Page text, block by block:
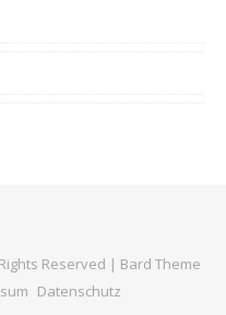
Reserved | Bard Theme
Datenschutz